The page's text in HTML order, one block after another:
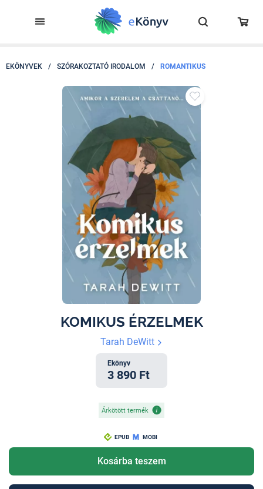
EKÖNYVEK / SZÓRAKOZTATÓ IRODALOM / ROMANTIKUS
KOMIKUS ÉRZELMEK
Tarah DeWitt
Ekönyv
3 890 Ft
Árkötött termék
EPUB MOBI
Kosárba teszem